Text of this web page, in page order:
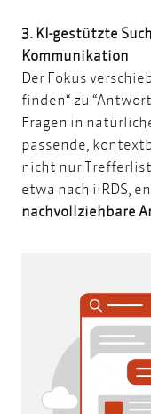
3. KI-gestützte
Kommunikation
Der Fokus
finden“ zu
Fragen in
passende,
nicht nur
etwa nach iiRDS,
nachvollziehbare